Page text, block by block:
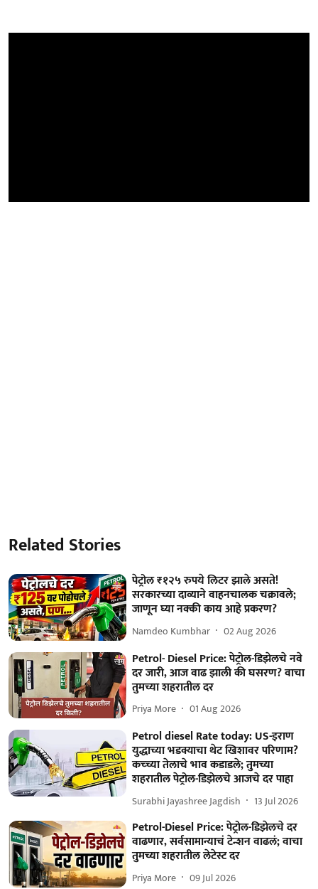
Related Stories
पेट्रोल ₹१२५ रुपये लिटर झाले असते!
सरकारच्या दाव्याने वाहनचालक चक्रावले;
जाणून घ्या नक्की काय आहे प्रकरण?
Namdeo Kumbhar 02 Aug 2026
Petrol- Diesel Price: पेट्रोल-डिझेलचे नवे
दर जारी, आज वाढ झाली की घसरण? वाचा
तुमच्या शहरातील दर
Priya More 01 Aug 2026
Petrol diesel Rate today: US-इराण
युद्धाच्या भडक्याचा थेट खिशावर परिणाम?
कच्च्या तेलाचे भाव कडाडले; तुमच्या
शहरातील पेट्रोल-डिझेलचे आजचे दर पाहा
Surabhi Jayashree Jagdish 13 Jul 2026
Petrol-Diesel Price: पेट्रोल-डिझेलचे दर
वाढणार, सर्वसामान्याचं टेन्शन वाढलं; वाचा
तुमच्या शहरातील लेटेस्ट दर
Priya More 09 Jul 2026